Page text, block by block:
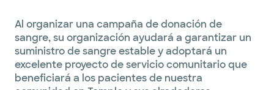
Al organizar una campaña de donación de
sangre, su organización ayudará a garantizar un
suministro de sangre estable y adoptará un
excelente proyecto de servicio comunitario que
beneficiará a los pacientes de nuestra